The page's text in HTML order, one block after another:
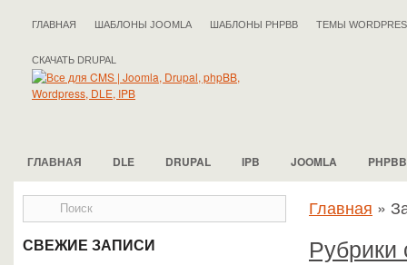
ГЛАВНАЯ ШАБЛОНЫ JOOMLA ШАБЛОНЫ PHPBB ТЕМЫ
СКАЧАТЬ DRUPAL
ГЛАВНАЯ DLE DRUPAL IPB JOOMLA PHPBB
СВЕЖИЕ ЗАПИСИ
Главная »
Рубрики